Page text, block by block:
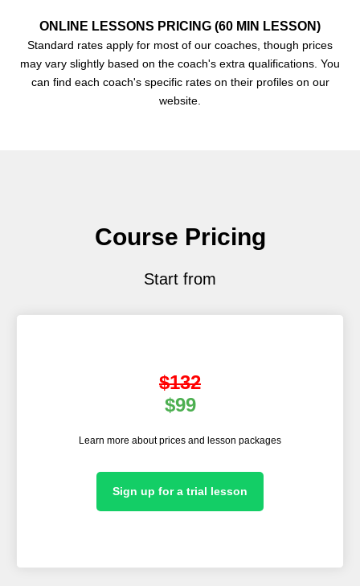
ONLINE LESSONS PRICING (60 MIN LESSON)
Standard rates apply for most of our coaches, though prices
may vary slightly based on the coach's extra qualifications. You
can find each coach's specific rates on their profiles on our
website.
Course Pricing
Start from
$132
$99
Learn more about prices and lesson packages
Sign up for a trial lesson